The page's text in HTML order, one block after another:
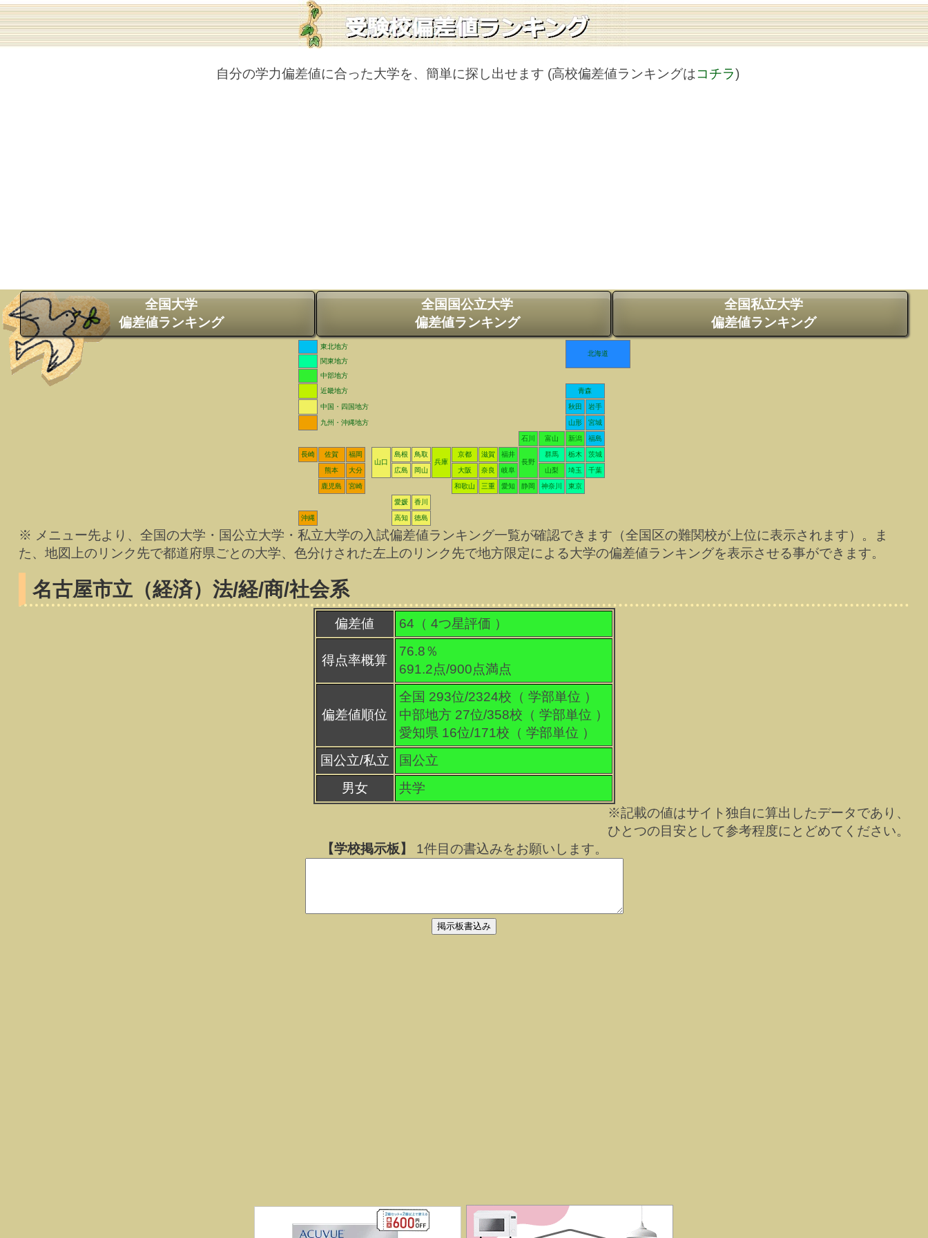
自分の学力偏差値に合った大学を、簡単に探し出せます (高校偏差値ランキングはコチラ)
全国大学
偏差値ランキング
全国国公立大学
偏差値ランキング
全国私立大学
偏差値ランキング
東北地方
北海道
関東地方
中部地方
近畿地方
青森
中国・四国地方 秋田 岩手
九州・沖縄地方 山形 宮城
石川 富山 新潟 福島
長崎 佐賀
福岡
山口
島根
鳥取
兵庫
京都 滋賀
福井
長野
群馬 栃木 茨城
熊本 大分 広島 岡山 大阪 奈良 岐阜 山梨 埼玉 千葉
鹿児島 宮崎 和歌山 三重 愛知 静岡 神奈川 東京
愛媛 香川
沖縄 高知 徳島
※ メニュー先より、全国の大学・国公立大学・私立大学の入試偏差値ランキング一覧が確認できます（全国区の難関校が上位に表示されます）。ま
た、地図上のリンク先で都道府県ごとの大学、色分けされた左上のリンク先で地方限定による大学の偏差値ランキングを表示させる事ができます。
名古屋市立（経済） 法/経/商/社会系
偏差値 64（ 4つ星評価 ）
得点率概算
76.8％
691.2点/900点満点
偏差値順位
全国 293位/2324校（ 学部単位 ）
中部地方 27位/358校（ 学部単位 ）
愛知県 16位/171校（ 学部単位 ）
国公立/私立
国公立
男女
共学
※記載の値はサイト独自に算出したデータであり、
ひとつの目安として参考程度にとどめてください。
【学校掲示板】
1件目の書込みをお願いします。